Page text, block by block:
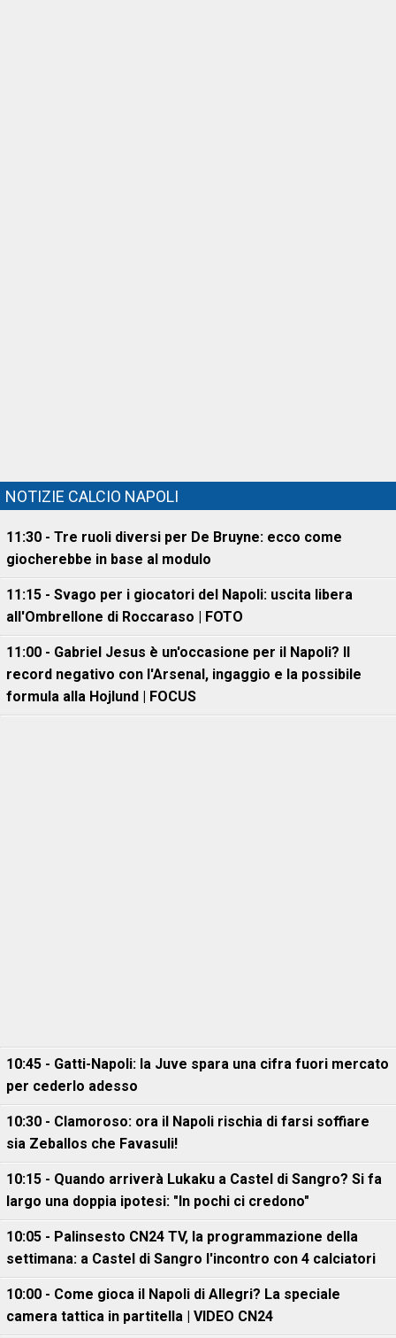
NOTIZIE CALCIO NAPOLI
11:30 - Tre ruoli diversi per De Bruyne: ecco come
giocherebbe in base al modulo
11:15 - Svago per i giocatori del Napoli: uscita libera
all'Ombrellone di Roccaraso | FOTO
11:00 - Gabriel Jesus è un'occasione per il Napoli? Il
record negativo con l'Arsenal, ingaggio e la possibile
formula alla Hojlund | FOCUS
10:45 - Gatti-Napoli: la Juve spara una cifra fuori mercato
per cederlo adesso
10:30 - Clamoroso: ora il Napoli rischia di farsi soffiare
sia Zeballos che Favasuli!
10:15 - Quando arriverà Lukaku a Castel di Sangro? Si fa
largo una doppia ipotesi: "In pochi ci credono"
10:05 - Palinsesto CN24 TV, la programmazione della
settimana: a Castel di Sangro l'incontro con 4 calciatori
10:00 - Come gioca il Napoli di Allegri? La speciale
camera tattica in partitella | VIDEO CN24